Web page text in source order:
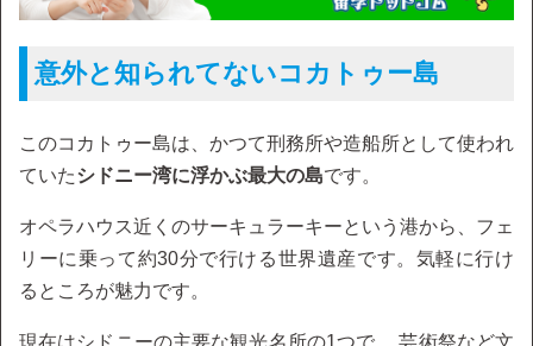
意外と知られてないコカトゥー島
このコカトゥー島は、かつて刑務所や造船所として使われ
ていたシドニー湾に浮かぶ最大の島です。
オペラハウス近くのサーキュラーキーという港から、フェ
リーに乗って約30分で行ける世界遺産です。気軽に行け
るところが魅力です。
現在はシドニーの主要な観光名所の1つで、 芸術祭など文